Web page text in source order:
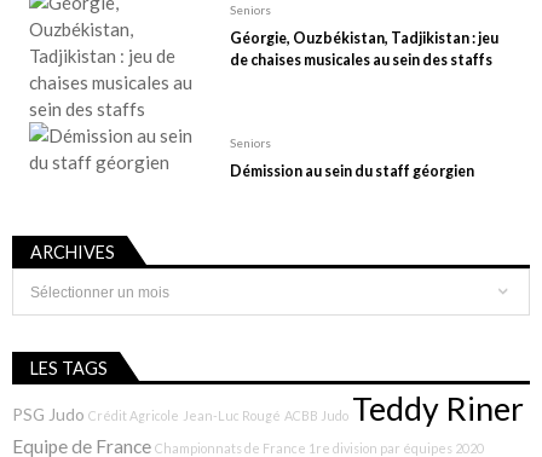
Seniors
Géorgie, Ouzbékistan, Tadjikistan : jeu
de chaises musicales au sein des staffs
Seniors
Démission au sein du staff géorgien
ARCHIVES
Archives
LES TAGS
PSG Judo Crédit Agricole Jean-Luc Rougé ACBB Judo Teddy Riner
Equipe de France Championnats de France 1re division par équipes 2020